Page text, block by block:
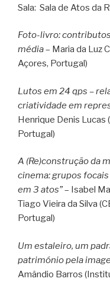
Sala: Sala de Atos da
Foto-livro:
média– Maria da Luz
Açores, Portugal)
Lutos em 24 qps –
criatividade em
Henrique Denis Lucas
Portugal)
A (Re)construção da
cinema: grupos
em 3 atos”– Isabel
Tiago Vieira da Silva
Portugal)
Um estaleiro, um
património pela
Amândio Barros